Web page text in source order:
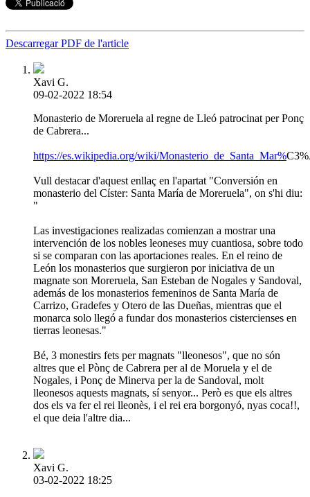
Descarregar PDF de l'article
Xavi G.
09-02-2022 18:54
Monasterio de Moreruela al regne de Lleó patrocinat per Ponç
de Cabrera...
https://es.wikipedia.org/wiki/Monasterio_de_Santa_Mar%
Vull destacar d'aquest enllaç en l'apartat "Conversión en
monasterio del Císter: Santa María de Moreruela", on s'hi diu:
"
Las investigaciones realizadas comienzan a mostrar una
intervención de los nobles leoneses muy cuantiosa, sobre todo
si se comparan con las aportaciones reales. En el reino de
León los monasterios que surgieron por iniciativa de un
magnate son Moreruela, San Esteban de Nogales y Sandoval,
además de los monasterios femeninos de Santa María de
Carrizo, Gradefes y Otero de las Dueñas, mientras que el
monarca solo llegó a fundar dos monasterios cistercienses en
tierras leonesas."
Bé, 3 monestirs fets per magnats "lleonesos", que no són
altres que el Pònç de Cabrera per al de Moruela y el de
Nogales, i Ponç de Minerva per la de Sandoval, molt
lleonesos aquests magnats, sí senyor... Però es que els altres
dos els va fer el rei lleonès, i el rei era borgonyó, nyas coca!!,
el que deia l'altre dia...
Xavi G.
03-02-2022 18:25